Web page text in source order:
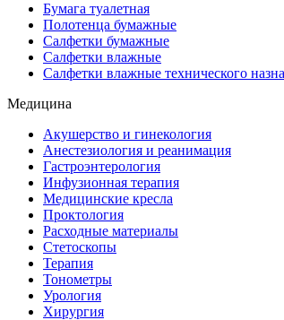
Бумага туалетная
Полотенца бумажные
Салфетки бумажные
Салфетки влажные
Салфетки влажные технического
Медицина
Акушерство и гинекология
Анестезиология и реанимация
Гастроэнтерология
Инфузионная терапия
Медицинские кресла
Проктология
Расходные материалы
Стетоскопы
Терапия
Тонометры
Урология
Хирургия